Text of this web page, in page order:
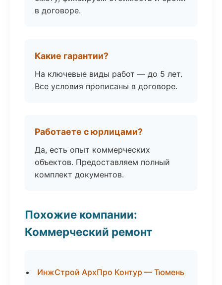
в договоре.
Какие гарантии?
На ключевые виды работ — до 5 лет.
Все условия прописаны в договоре.
Работаете с юрлицами?
Да, есть опыт коммерческих
объектов. Предоставляем полный
комплект документов.
Похожие компании:
Коммерческий ремонт
ИнжСтрой АрхПро Контур — Тюмень